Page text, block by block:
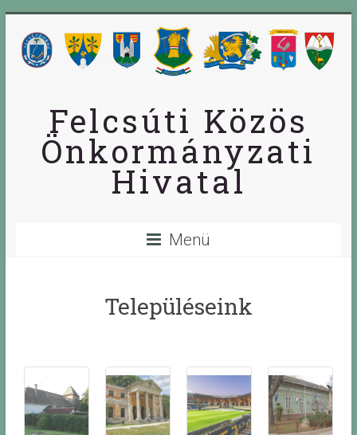
Felcsúti Közös
Önkormányzati
Hivatal
Menü
Településeink